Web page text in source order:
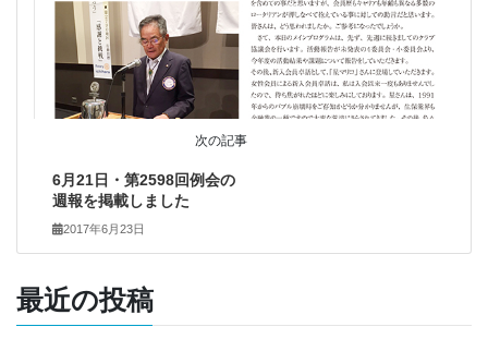
次の記事
6月21日・第2598回例会の
週報を掲載しました
2017年6月23日
最近の投稿